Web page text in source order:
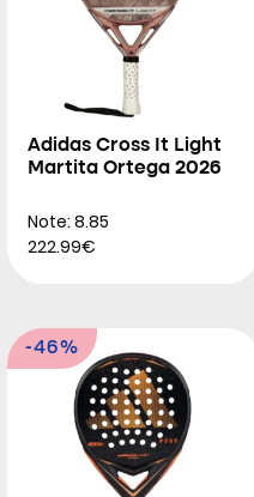
Adidas Cross It Light
Martita Ortega 2026
Note: 8.85
222.99€
-46%